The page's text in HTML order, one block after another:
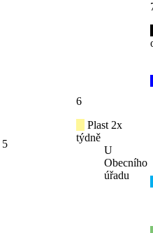
5
6
Plast 2x
týdně
U
Obecního
úřadu